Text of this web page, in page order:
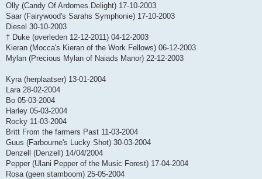
Olly (Candy Of Ardomes Delight) 17-10-2003
Saar (Fairywood's Sarahs Symphonie) 17-10-2003
Diesel 30-10-2003
† Duke (overleden 12-12-2011) 04-12-2003
Kieran (Mocca's Kieran of the Work Fellows) 06-12-2003
Mylan (Precious Mylan of Naiads Manor) 22-12-2003
Kyra (herplaatser) 13-01-2004
Lara 28-02-2004
Bo 05-03-2004
Harley 05-03-2004
Rocky 11-03-2004
Britt From the farmers Past 11-03-2004
Guus (Farbourne's Lucky Shot) 30-03-2004
Denzell (Denzell) 14/04/2004
Pepper (Ulani Pepper of the Music Forest) 17-04-2004
Rosa (geen stamboom) 25-05-2004